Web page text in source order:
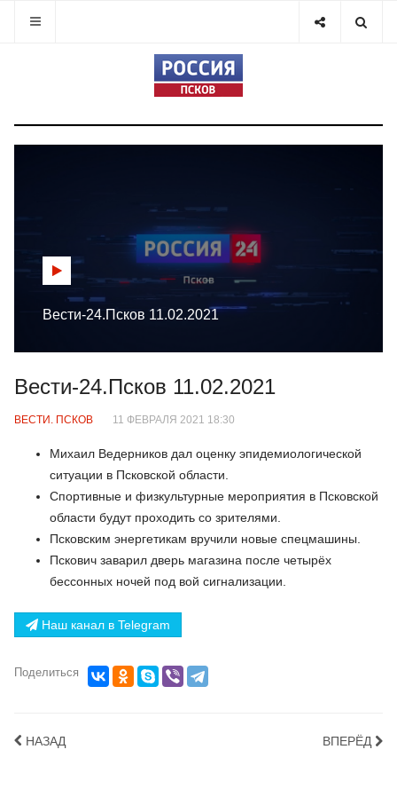
Вести-24.Псков 11.02.2021
Вести-24.Псков 11.02.2021
ВЕСТИ. ПСКОВ 11 ФЕВРАЛЯ 2021 18:30
Михаил Ведерников дал оценку эпидемиологической
ситуации в Псковской области.
Спортивные и физкультурные мероприятия в Псковской
области будут проходить со зрителями.
Псковским энергетикам вручили новые спецмашины.
Пскович заварил дверь магазина после четырёх
бессонных ночей под вой сигнализации.
Наш канал в Telegram
Поделиться
НАЗАД ВПЕРЁД